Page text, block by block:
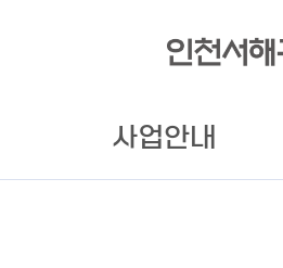
사업안내